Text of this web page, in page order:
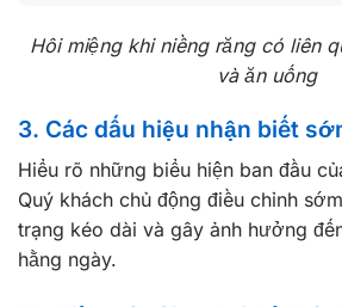
Hôi miệng khi niềng răng có liên
và ăn uống
3. Các dấu hiệu nhận biết
Hiểu rõ những biểu hiện ban đầu
Quý khách chủ động điều chỉnh
trạng kéo dài và gây ảnh hưởng
hằng ngày.